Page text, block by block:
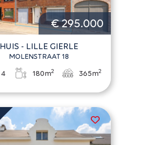
€ 295.000
HUIS - LILLE GIERLE
MOLENSTRAAT 18
4 180m2 365m2